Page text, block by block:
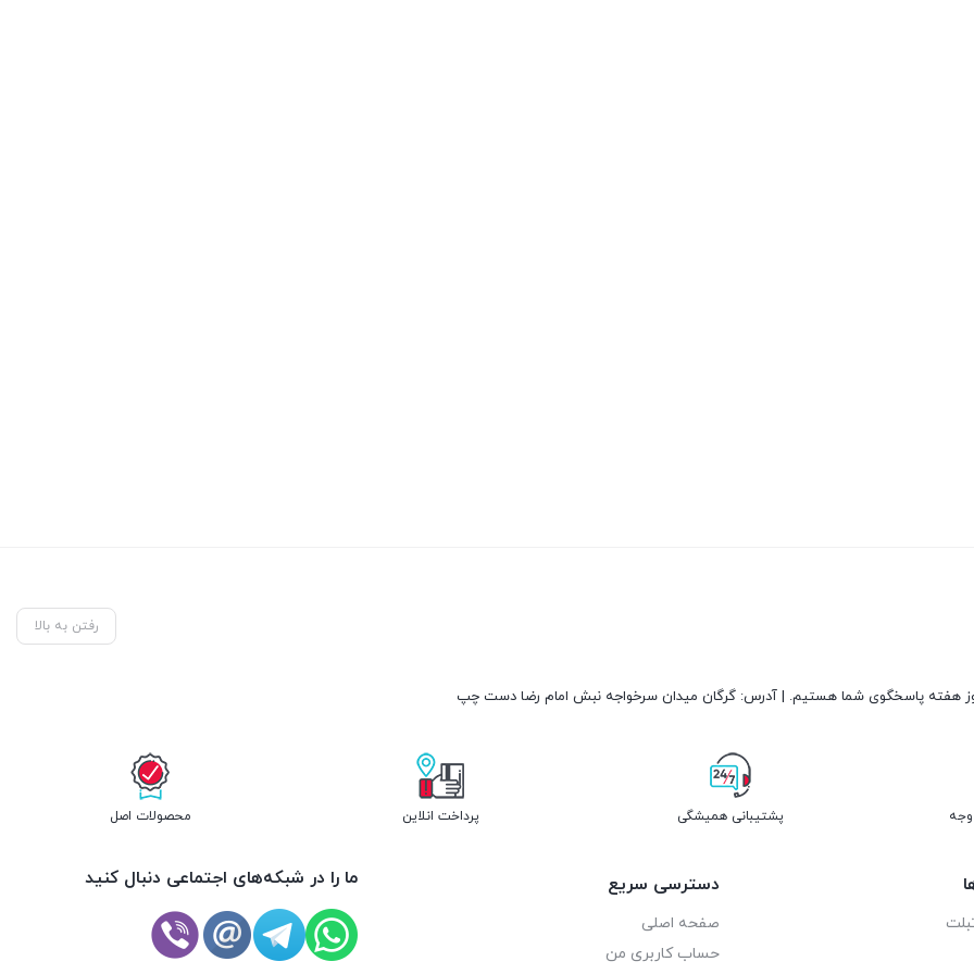
رفتن به بالا
پشتیبانی همیشگی پرداخت انلاین محصولات اصل
دسترسی سریع
صفحه اصلی
حساب کاربری من
ما را در شبکه‌های اجتماعی دنبال کنید